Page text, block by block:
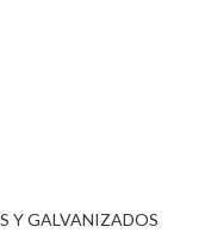
Y GALVANIZADOS